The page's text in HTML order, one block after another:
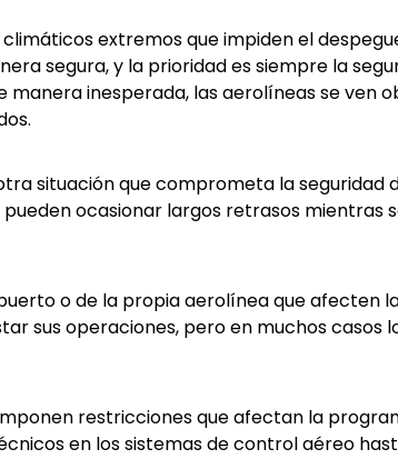
extremos que impiden el
segura, y la prioridad es siempre la
inesperada, las aerolíneas se ven
situación que comprometa la seguridad
ocasionar largos retrasos mientras
o de la propia aerolínea que afecten
sus operaciones, pero en muchos
restricciones que afectan la
en los sistemas de control aéreo